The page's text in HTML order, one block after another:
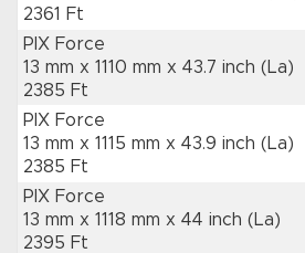
2361 Ft
PIX Force
13 mm x 1110 mm x 43.7 inch (La)
2385 Ft
PIX Force
13 mm x 1115 mm x 43.9 inch (La)
2385 Ft
PIX Force
13 mm x 1118 mm x 44 inch (La)
2395 Ft